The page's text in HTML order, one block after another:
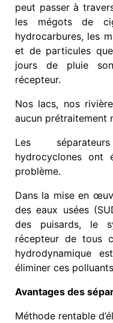
peut passer à
les mégots de
hydrocarbures, les
et de particules
jours de pluie
récepteur.
Nos lacs, nos
aucun prétraitement
Les
hydrocyclones ont
problème.
Dans la mise en
des eaux usées
des puisards, le
récepteur de tous
hydrodynamique
éliminer ces
Avantages des
Méthode rentable